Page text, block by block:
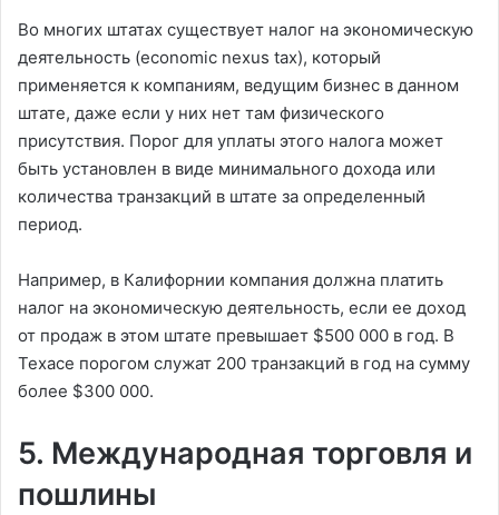
Во многих штатах существует налог на экономическую
деятельность (economic nexus tax), который
применяется к компаниям, ведущим бизнес в данном
штате, даже если у них нет там физического
присутствия. Порог для уплаты этого налога может
быть установлен в виде минимального дохода или
количества транзакций в штате за определенный
период.
Например, в Калифорнии компания должна платить
налог на экономическую деятельность, если ее доход
от продаж в этом штате превышает $500 000 в год. В
Техасе порогом служат 200 транзакций в год на сумму
более $300 000.
5. Международная торговля и
пошлины